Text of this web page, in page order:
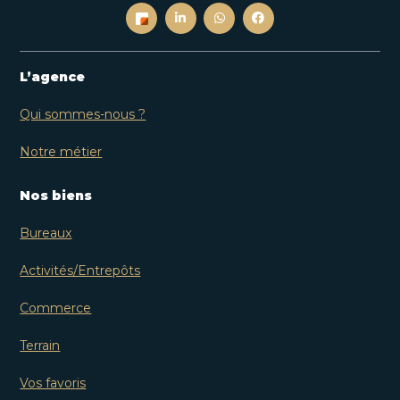
L’agence
Qui sommes-nous ?
Notre métier
Nos biens
Bureaux
Activités/Entrepôts
Commerce
Terrain
Vos favoris